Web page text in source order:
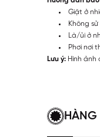
Giặt ở
Không
Là/ủi ở
Phơi nơi
Lưu ý: Hình ảnh
HÀNG